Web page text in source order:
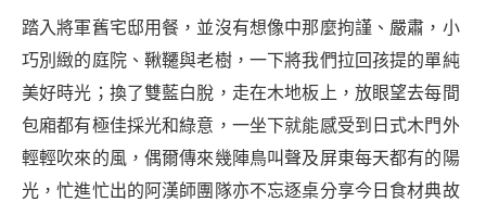
踏入將軍舊宅邸用餐，並沒有想像中那麼拘謹、嚴肅，小
巧別緻的庭院、鞦韆與老樹，一下將我們拉回孩提的單純
美好時光；換了雙藍白脫，走在木地板上，放眼望去每間
包廂都有極佳採光和綠意，一坐下就能感受到日式木門外
輕輕吹來的風，偶爾傳來幾陣鳥叫聲及屏東每天都有的陽
光，忙進忙出的阿漢師團隊亦不忘逐桌分享今日食材典故